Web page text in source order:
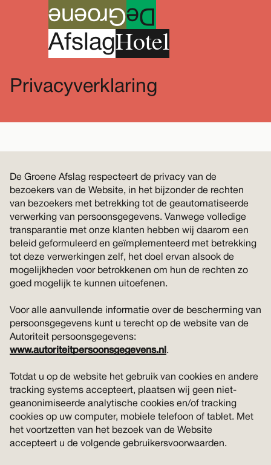
G
roene D
e
AfslagHotel
Privacyverklaring
De Groene Afslag respecteert de privacy van de
bezoekers van de Website, in het bijzonder de rechten
van bezoekers met betrekking tot de geautomatiseerde
verwerking van persoonsgegevens. Vanwege volledige
transparantie met onze klanten hebben wij daarom een
beleid geformuleerd en geïmplementeerd met betrekking
tot deze verwerkingen zelf, het doel ervan alsook de
mogelijkheden voor betrokkenen om hun de rechten zo
goed mogelijk te kunnen uitoefenen.
Voor alle aanvullende informatie over de bescherming van
persoonsgegevens kunt u terecht op de website van de
Autoriteit persoonsgegevens:
www.autoriteitpersoonsgegevens.nl .
Totdat u op de website het gebruik van cookies en andere
tracking systems accepteert, plaatsen wij geen niet-
geanonimiseerde analytische cookies en/of tracking
cookies op uw computer, mobiele telefoon of tablet. Met
het voortzetten van het bezoek van de Website
accepteert u de volgende gebruikersvoorwaarden.